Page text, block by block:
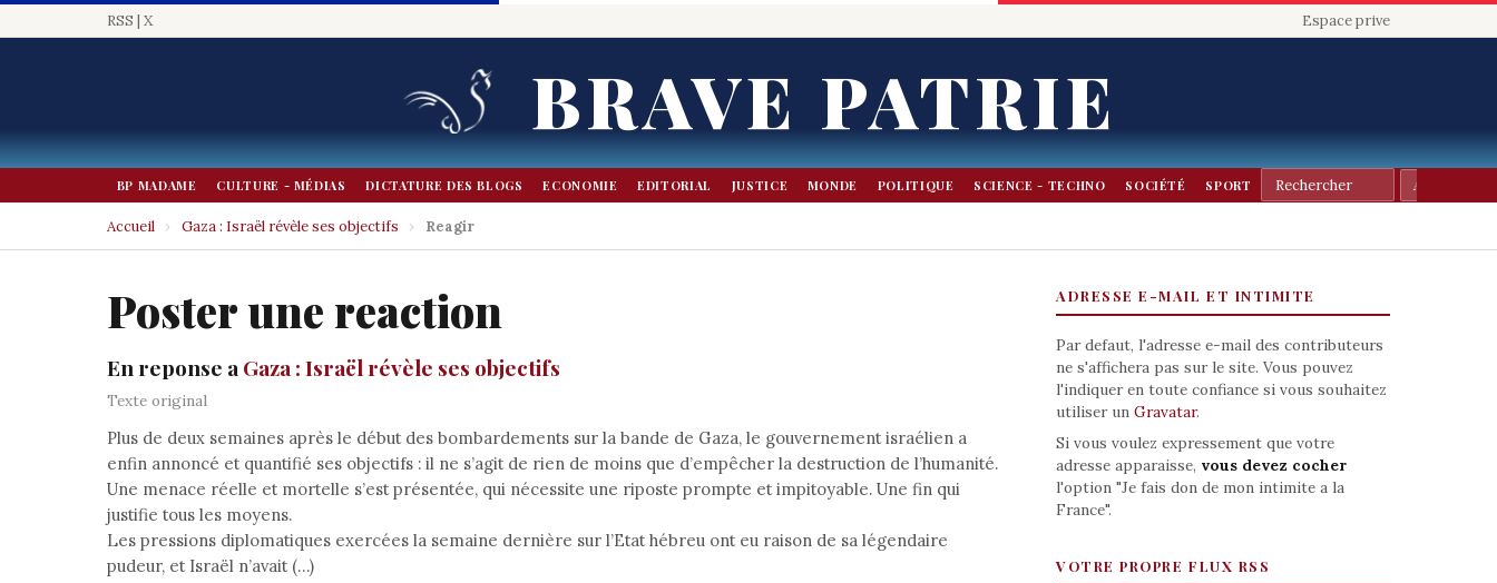
RSS | X Espace prive
BRAVE PATRIE
BP MADAME CULTURE - MÉDIAS DICTATURE DES BLOGS ECONOMIE EDITORIAL JUSTICE MONDE POLITIQUE SCIENCE - TECHNO SOCIÉTÉ SPORT
Accueil › Gaza : Israël révèle ses objectifs › Reagir
Poster une reaction
En reponse aGaza : Israël révèle ses objectifs
Texte original
Plus de deux semaines après le début des bombardements sur la bande de Gaza, le gouvernement israélien a
enfin annoncé et quantifié ses objectifs : il ne s’agit de rien de moins que d’empêcher la destruction de l’humanité.
Une menace réelle et mortelle s’est présentée, qui nécessite une riposte prompte et impitoyable. Une fin qui
justifie tous les moyens.
Les pressions diplomatiques exercées la semaine dernière sur l’Etat hébreu ont eu raison de sa légendaire
pudeur, et Israël n’avait (…)
ADRESSE E-MAIL ET INTIMITE
Par defaut, l'adresse e-mail des contributeurs
ne s'affichera pas sur le site. Vous pouvez
l'indiquer en toute confiance si vous souhaitez
utiliser un Gravatar.
Si vous voulez expressement que votre
adresse apparaisse, vous devez cocher
l'option "Je fais don de mon intimite a la
France".
VOTRE PROPRE FLUX RSS